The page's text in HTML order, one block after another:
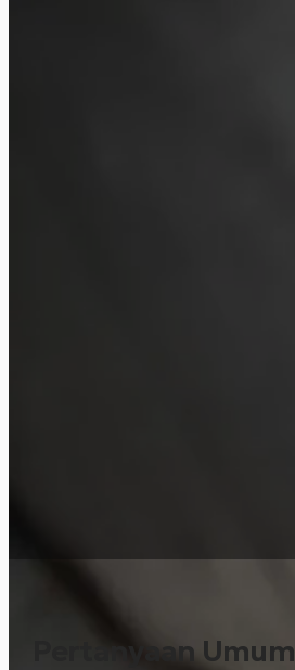
Pertanyaan Umum